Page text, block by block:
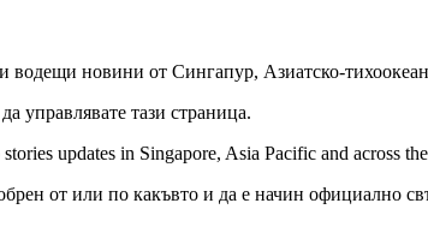
новини от Сингапур, Азиатско-
да управлявате тази страница.
updates in Singapore, Asia Pacific and across
от или по какъвто и да е начин официално